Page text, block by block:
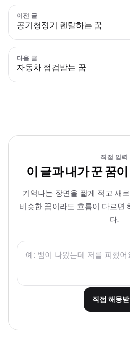
이전 글
공기청정기 렌탈하는 꿈
다음 글
자동차 점검받는 꿈
직접 입력
이 글과 내가 꾼 꿈
기억나는 장면을 짧게 적고 새
비슷한 꿈이라도 흐름이 다르면
다.
직접 해몽